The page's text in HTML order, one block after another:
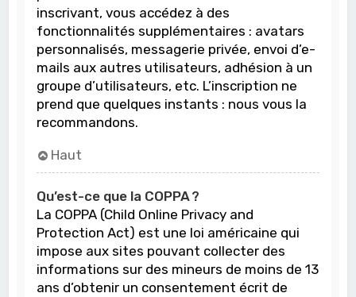
inscrivant, vous accédez à des
fonctionnalités supplémentaires : avatars
personnalisés, messagerie privée, envoi d’e-
mails aux autres utilisateurs, adhésion à un
groupe d’utilisateurs, etc. L’inscription ne
prend que quelques instants : nous vous la
recommandons.
Haut
Qu’est-ce que la COPPA ?
La COPPA (Child Online Privacy and
Protection Act) est une loi américaine qui
impose aux sites pouvant collecter des
informations sur des mineurs de moins de 13
ans d’obtenir un consentement écrit de